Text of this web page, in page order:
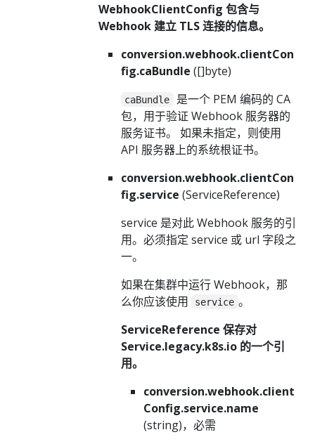
WebhookClientConfig 包含与
Webhook 建立 TLS 连接的信息。
conversion.webhook.clientCon
fig.caBundle ([]byte)
caBundle
是一个 PEM 编码的 CA
包，用于验证 Webhook 服务器的
服务证书。 如果未指定，则使用
API 服务器上的系统根证书。
conversion.webhook.clientCon
fig.service (ServiceReference)
service 是对此 Webhook 服务的引
用。必须指定 service 或 url 字段之
一。
如果在集群中运行 Webhook，那
么你应该使用
service 。
ServiceReference 保存对
Service.legacy.k8s.io 的一个引
用。
conversion.webhook.client
Config.service.name
(string)，必需